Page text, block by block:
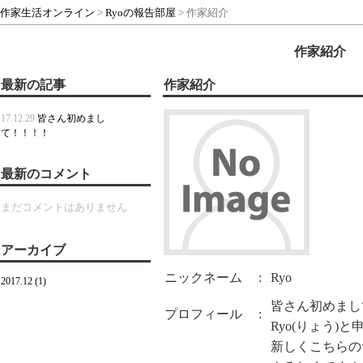
作家生活オンライン > Ryoの報告部屋 > 作家紹介
作家紹介
最新の記事
17.12.29 皆さん初めまし
て！！！！
最新のコメント
まだコメントはありません
アーカイブ
2017.12 (1)
作家紹介
ニックネーム : Ryo
プロフィール :
皆さん初めま
Ryo(りょう)と
新しくこちら